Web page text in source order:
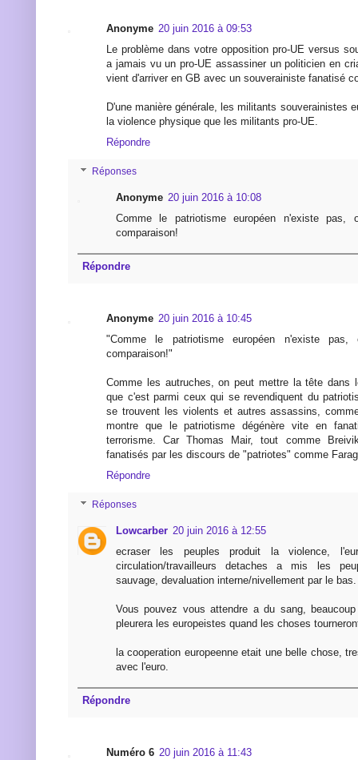
Anonyme 20 juin 2016 à 09:53
Le problème dans votre opposition pro-UE versus
a jamais vu un pro-UE assassiner un politicien en
vient d'arriver en GB avec un souverainiste fanatisé
D'une manière générale, les militants souverainistes
la violence physique que les militants pro-UE.
Répondre
Réponses
Anonyme 20 juin 2016 à 10:08
Comme le patriotisme européen n'existe
comparaison!
Répondre
Anonyme 20 juin 2016 à 10:45
"Comme le patriotisme européen n'existe
comparaison!"
Comme les autruches, on peut mettre la tête dans
que c'est parmi ceux qui se revendiquent du
se trouvent les violents et autres assassins,
montre que le patriotisme dégénère vite en
terrorisme. Car Thomas Mair, tout comme
fanatisés par les discours de "patriotes" comme
Répondre
Réponses
Lowcarber 20 juin 2016 à 12:55
ecraser les peuples produit la violence,
circulation/travailleurs detaches a mis les
sauvage, devaluation interne/nivellement par le bas.
Vous pouvez vous attendre a du sang,
pleurera les europeistes quand les choses
la cooperation europeenne etait une belle chose,
avec l'euro.
Répondre
Numéro 6 20 juin 2016 à 11:43